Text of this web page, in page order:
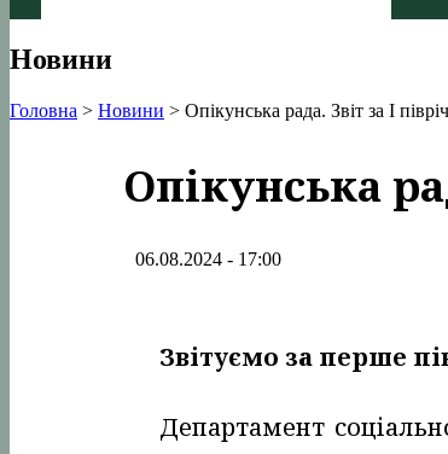
Новини
Головна > Новини > Опікунська рада. Звіт за І
Опікунська
06.08.2024 - 17:00
Звітуємо за перше
Департамент